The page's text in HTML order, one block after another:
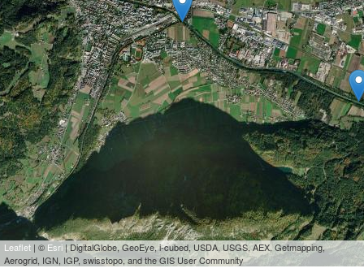
Leaflet | © Esri| DigitalGlobe, GeoEye, i-cubed, USDA, USGS, AEX, Getmapping,
Aerogrid, IGN, IGP, swisstopo, and the GIS User Community